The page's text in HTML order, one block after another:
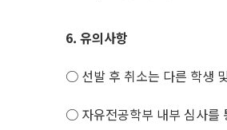
6. 유의사항
○ 선발 후 취소는 다른 학생
○ 자유전공학부 내부 심사를